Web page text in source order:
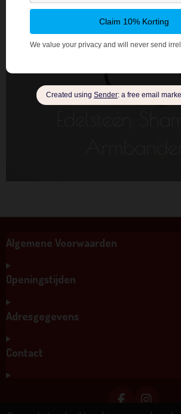
Algemene Voorwaarden
Openingstijden
Adresgegevens
Contact
F
I